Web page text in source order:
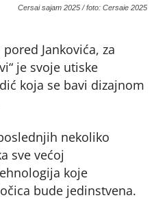
Cersai sajam 2025 / foto: Cersaie 2025
Jankovića, za
je svoje utiske
koja se bavi dizajnom
nekoliko
sve većoj
koje
bude jedinstvena.